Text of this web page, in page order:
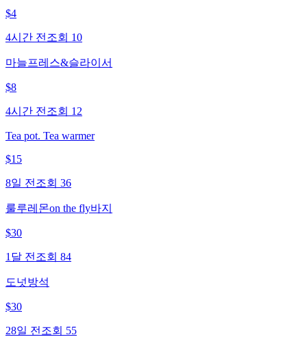
$4
4시간 전 조회 10
마늘프레스&슬라이서
$8
4시간 전 조회 12
Tea pot. Tea warmer
$15
8일 전 조회 36
룰루레몬on the fly바지
$30
1달 전 조회 84
도넛방석
$30
28일 전 조회 55